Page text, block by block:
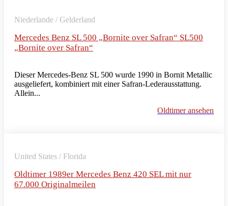
Niederlande / Gelderland
Mercedes Benz SL 500 „Bornite over Safran“ SL500
„Bornite over Safran“
Dieser Mercedes-Benz SL 500 wurde 1990 in Bornit Metallic
ausgeliefert, kombiniert mit einer Safran-Lederausstattung.
Allein...
Oldtimer ansehen
United States / Florida
Oldtimer 1989er Mercedes Benz 420 SEL mit nur
67.000 Originalmeilen